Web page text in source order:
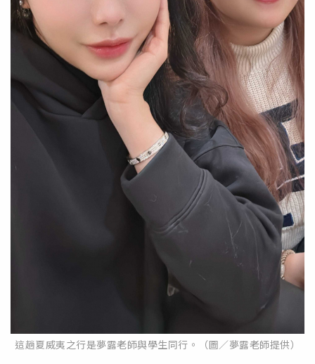
這趟夏威夷之行是夢露老師與學生同行。（圖／夢露老師提供）